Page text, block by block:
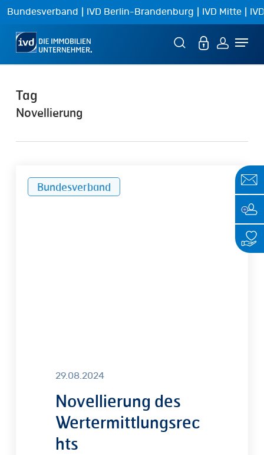
Skip
main
Bundesverband | IVD Berlin-Brandenburg | IVD Mitte |
Tag
Novellierung
Bundesverband
29.08.2024
Novellierung des
Wertermittlungsrec
hts